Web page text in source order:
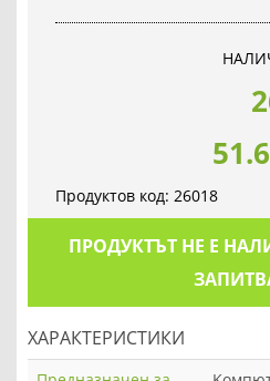
Продуктов код: 26018
ПРОДУКТЪТ НЕ Е
ХАРАКТЕРИСТИКИ